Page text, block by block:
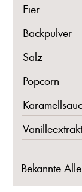
Eier
Backpulver
Salz
Popcorn
Vanilleextrakt
Bekannte